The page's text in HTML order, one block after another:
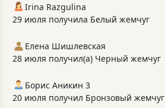
Irina Razgulina
29 июля получила Белый жемчуг
Елена Шишлевская
28 июля получил(а) Черный жемчуг
Борис Аникин 3
20 июля получил Бронзовый жемчуг